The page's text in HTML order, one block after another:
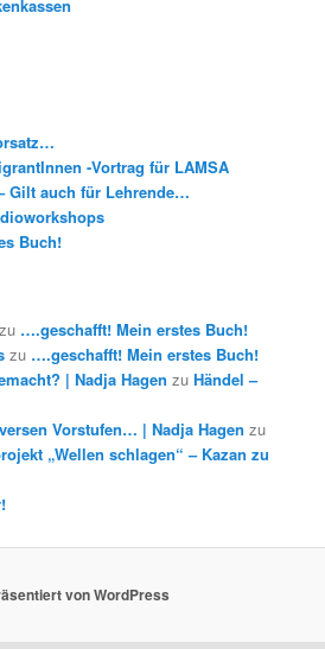
-Vortrag für LAMSA
Gilt auch für Lehrende…
Buch!
zu ….geschafft! Mein erstes Buch!
zu ….geschafft! Mein erstes Buch!
| Nadja Hagen zuHändel –
Vorstufen… | Nadja Hagen zu
„Wellen schlagen“ – Kazan zu
von WordPress